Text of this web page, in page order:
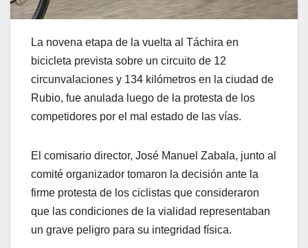
La novena etapa de la vuelta al Táchira en
bicicleta prevista sobre un circuito de 12
circunvalaciones y 134 kilómetros en la ciudad de
Rubio, fue anulada luego de la protesta de los
competidores por el mal estado de las vías.
El comisario director, José Manuel Zabala, junto al
comité organizador tomaron la decisión ante la
firme protesta de los ciclistas que consideraron
que las condiciones de la vialidad representaban
un grave peligro para su integridad física.